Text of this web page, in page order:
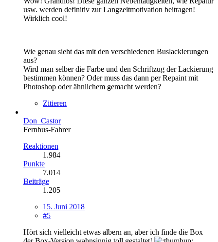
usw. werden definitiv zur Langzeitmotivation beitragen!
Wirklich cool!
Wie genau sieht das mit den verschiedenen Buslackierungen
aus?
Wird man selber die Farbe und den Schriftzug der Lackierung
bestimmen können? Oder muss das dann per Repaint mit
Photoshop oder ähnlichem gemacht werden?
Zitieren
Don_Castor
Fernbus-Fahrer
Reaktionen
1.984
Punkte
7.014
Beiträge
1.205
15. Juni 2018
#5
Hört sich vielleicht etwas albern an, aber ich finde die Box